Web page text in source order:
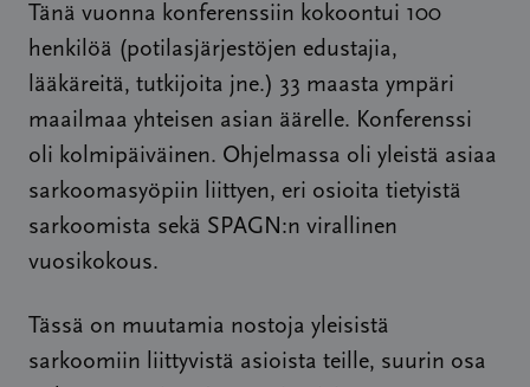
Tänä vuonna konferenssiin kokoontui 100
henkilöä (potilasjärjestöjen edustajia,
lääkäreitä, tutkijoita jne.) 33 maasta ympäri
maailmaa yhteisen asian äärelle. Konferenssi
oli kolmipäiväinen. Ohjelmassa oli yleistä asiaa
sarkoomasyöpiin liittyen, eri osioita tietyistä
sarkoomista sekä SPAGN:n virallinen
vuosikokous.
Tässä on muutamia nostoja yleisistä
sarkoomiin liittyvistä asioista teille, suurin osa